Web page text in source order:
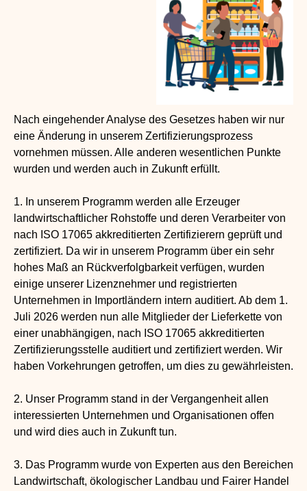
Nach eingehender Analyse des Gesetzes haben wir nur
eine Änderung in unserem Zertifizierungsprozess
vornehmen müssen. Alle anderen wesentlichen Punkte
wurden und werden auch in Zukunft erfüllt.
1. In unserem Programm werden alle Erzeuger
landwirtschaftlicher Rohstoffe und deren Verarbeiter von
nach ISO 17065 akkreditierten Zertifizierern geprüft und
zertifiziert. Da wir in unserem Programm über ein sehr
hohes Maß an Rückverfolgbarkeit verfügen, wurden
einige unserer Lizenznehmer und registrierten
Unternehmen in Importländern intern auditiert. Ab dem 1.
Juli 2026 werden nun alle Mitglieder der Lieferkette von
einer unabhängigen, nach ISO 17065 akkreditierten
Zertifizierungsstelle auditiert und zertifiziert werden. Wir
haben Vorkehrungen getroffen, um dies zu gewährleisten.
2. Unser Programm stand in der Vergangenheit allen
interessierten Unternehmen und Organisationen offen
und wird dies auch in Zukunft tun.
3. Das Programm wurde von Experten aus den Bereichen
Landwirtschaft, ökologischer Landbau und Fairer Handel